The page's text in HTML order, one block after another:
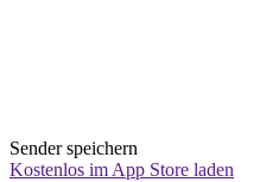
Sender speichern
Kostenlos im App Store laden